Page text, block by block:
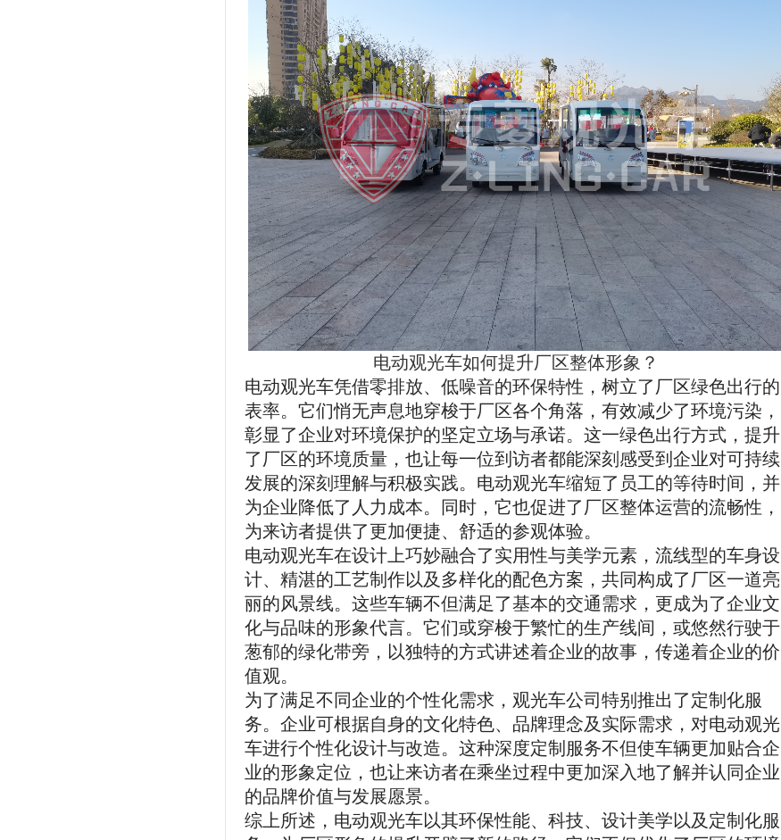
电动观光车如何提升厂区整体形象？
电动观光车凭借零排放、低噪音的环保特性，树立了厂区绿色出行的
表率。它们悄无声息地穿梭于厂区各个角落，有效减少了环境污染，
彰显了企业对环境保护的坚定立场与承诺。这一绿色出行方式，提升
了厂区的环境质量，也让每一位到访者都能深刻感受到企业对可持续
发展的深刻理解与积极实践。电动观光车缩短了员工的等待时间，并
为企业降低了人力成本。同时，它也促进了厂区整体运营的流畅性，
为来访者提供了更加便捷、舒适的参观体验。
电动观光车在设计上巧妙融合了实用性与美学元素，流线型的车身设
计、精湛的工艺制作以及多样化的配色方案，共同构成了厂区一道亮
丽的风景线。这些车辆不但满足了基本的交通需求，更成为了企业文
化与品味的形象代言。它们或穿梭于繁忙的生产线间，或悠然行驶于
葱郁的绿化带旁，以独特的方式讲述着企业的故事，传递着企业的价
值观。
为了满足不同企业的个性化需求，观光车公司特别推出了定制化服
务。企业可根据自身的文化特色、品牌理念及实际需求，对电动观光
车进行个性化设计与改造。这种深度定制服务不但使车辆更加贴合企
业的形象定位，也让来访者在乘坐过程中更加深入地了解并认同企业
的品牌价值与发展愿景。
综上所述，电动观光车以其环保性能、科技、设计美学以及定制化服